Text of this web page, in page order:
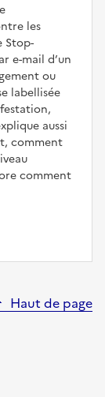
les
Stop-
e-mail d’un
ou
labellisée
aussi
comment
comment
Haut de page